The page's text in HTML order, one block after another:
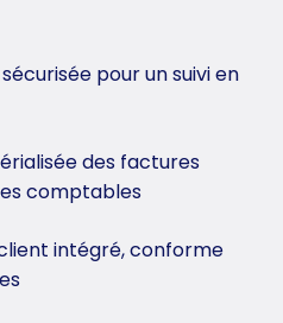
pour un suivi en
des factures
comptables
intégré, conforme